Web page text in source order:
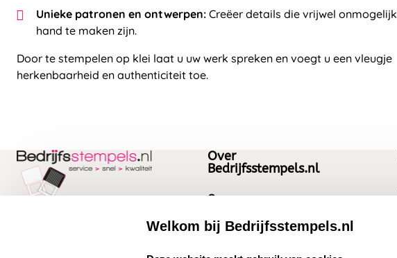
Unieke patronen en ontwerpen: Creëer details die vrijwel
hand te maken zijn.
Door te stempelen op klei laat u uw werk spreken en voegt u een vleugje
herkenbaarheid en authenticiteit toe.
Over
Bedrijfsstempels.nl
Over ons
Bedrijfsgegevens
Welkom bij Bedrijfsstempels.nl